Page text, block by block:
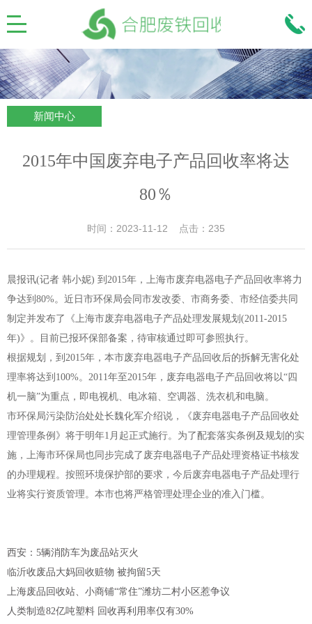
新闻中心
2015年中国废弃电子产品回收率将达
80％
时间：2023-11-12 点击：235
晨报讯(记者 韩小妮) 到2015年，上海市废弃电器电子产品回收率将力
争达到80%。近日市环保局会同市发改委、市商务委、市经信委共同
制定并发布了《上海市废弃电器电子产品处理发展规划(2011-2015
年)》。目前已报环保部备案，待审核通过即可参照执行。
根据规划，到2015年，本市废弃电器电子产品回收后的拆解无害化处
理率将达到100%。2011年至2015年，废弃电器电子产品回收将以“四
机一脑”为重点，即电视机、电冰箱、空调器、洗衣机和电脑。
市环保局污染防治处处长魏化军介绍说，《废弃电器电子产品回收处
理管理条例》将于明年1月起正式施行。为了配套落实条例及规划的实
施，上海市环保局也同步完成了废弃电器电子产品处理资格证书核发
的办理规程。按照环境保护部的要求，今后废弃电器电子产品处理行
业将实行资质管理。本市也将严格管理处理企业的准入门槛。
西安：5辆消防车为废品站灭火
临沂收废品大妈回收赃物 被拘留5天
上海废品回收站、小商铺“常住”潍坊二村小区惹争议
人类制造82亿吨塑料 回收再利用率仅有30%